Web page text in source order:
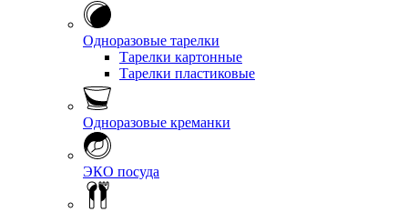
Одноразовые тарелки
Тарелки картонные
Тарелки пластиковые
Одноразовые креманки
ЭКО посуда